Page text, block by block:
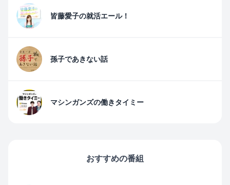
皆藤愛子の就活エール！
孫子であきない話
マシンガンズの働きタイミー
おすすめの番組